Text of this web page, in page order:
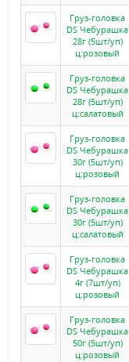
Груз-головка
DS Чебурашка
28г (5шт/уп)
ц:розовый
Груз-головка
DS Чебурашка
28г (5шт/уп)
ц:салатовый
Груз-головка
DS Чебурашка
30г (5шт/уп)
ц:розовый
Груз-головка
DS Чебурашка
30г (5шт/уп)
ц:салатовый
Груз-головка
DS Чебурашка
4г (7шт/уп)
ц:розовый
Груз-головка
DS Чебурашка
50г (5шт/уп)
ц:розовый